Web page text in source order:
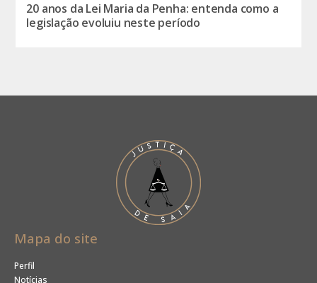
20 anos da Lei Maria da Penha: entenda como a
legislação evoluiu neste período
Mapa do site
Perfil
Notícias